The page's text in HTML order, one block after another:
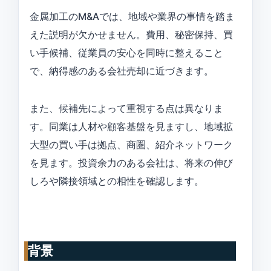
金属加工のM&Aでは、地域や業界の事情を踏ま
えた説明が欠かせません。費用、秘密保持、買
い手候補、従業員の安心を同時に整えること
で、納得感のある会社売却に近づきます。
また、候補先によって重視する点は異なりま
す。同業は人材や顧客基盤を見ますし、地域拡
大型の買い手は拠点、商圏、紹介ネットワーク
を見ます。投資余力のある会社は、将来の伸び
しろや隣接領域との相性を確認します。
背景